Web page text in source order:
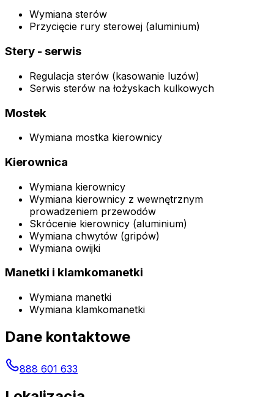
Wymiana sterów
Przycięcie rury sterowej (aluminium)
Stery - serwis
Regulacja sterów (kasowanie luzów)
Serwis sterów na łożyskach kulkowych
Mostek
Wymiana mostka kierownicy
Kierownica
Wymiana kierownicy
Wymiana kierownicy z wewnętrznym
prowadzeniem przewodów
Skrócenie kierownicy (aluminium)
Wymiana chwytów (gripów)
Wymiana owijki
Manetki i klamkomanetki
Wymiana manetki
Wymiana klamkomanetki
Dane kontaktowe
888 601 633